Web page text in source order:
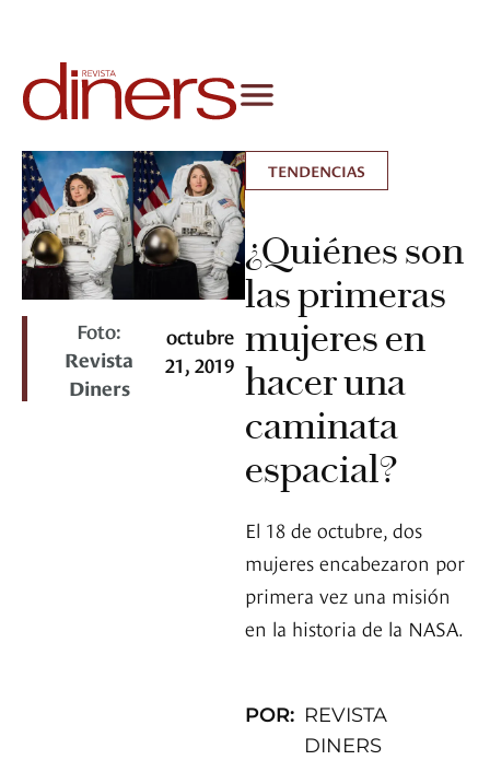
Foto:
Revista
Diners
octubre
21, 2019
TENDENCIAS
¿Quiénes son
las primeras
mujeres en
hacer una
caminata
espacial?
El 18 de octubre, dos
mujeres encabezaron por
primera vez una misión
en la historia de la NASA.
POR: REVISTA
DINERS